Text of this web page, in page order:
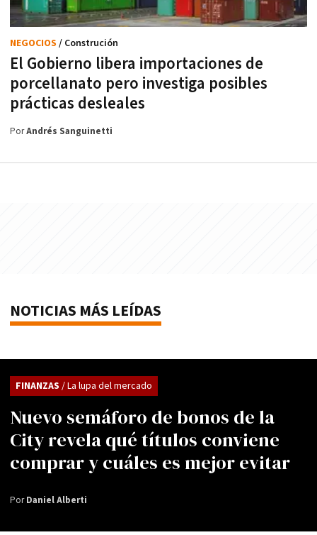
El Gobierno libera importaciones de
porcellanato pero investiga posibles
prácticas desleales
NEGOCIOS / Construción
PorAndrés Sanguinetti
NOTICIAS MÁS LEÍDAS
Nuevo semáforo de bonos de la
City revela qué títulos conviene
comprar y cuáles es mejor evitar
FINANZAS / La lupa del mercado
PorDaniel Alberti